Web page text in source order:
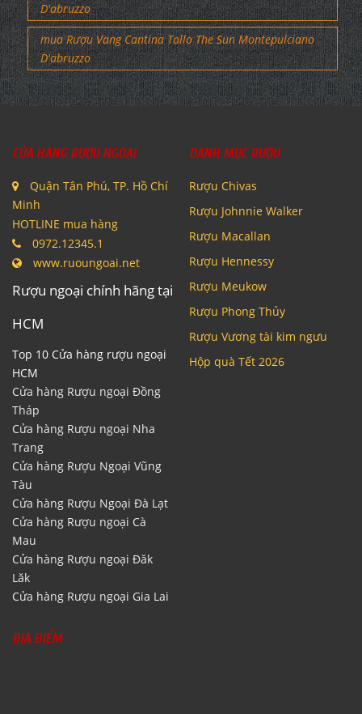
D'abruzzo
mua Rượu Vang Cantina Tollo The Sun Montepulciano
D'abruzzo
CỬA HÀNG RƯỢU NGOẠI
Quận Tân Phú, TP. Hồ Chí
Minh
HOTLINE mua hàng
0972.12345.1
www.ruoungoai.net
Rượu ngoại chính hãng tại
HCM
Top 10 Cửa hàng rượu ngoại
HCM
Cửa hàng Rượu ngoại Đồng
Tháp
Cửa hàng Rượu ngoại Nha
Trang
Cửa hàng Rượu Ngoại Vũng
Tàu
Cửa hàng Rượu Ngoại Đà Lạt
Cửa hàng Rượu ngoại Cà
Mau
Cửa hàng Rượu ngoại Đăk
Lăk
Cửa hàng Rượu ngoại Gia Lai
DANH MỤC RƯỢU
Rượu Chivas
Rượu Johnnie Walker
Rượu Macallan
Rượu Hennessy
Rượu Meukow
Rượu Phong Thủy
Rượu Vương tài kim ngưu
Hộp quà Tết 2026
ĐỊA ĐIỂM